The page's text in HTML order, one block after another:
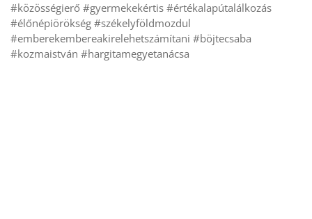
#közösségierő #gyermekekértis #értékalapútalálkozás
#élőnépiörökség #székelyföldmozdul
#emberekembereakirelehetszámítani #böjtecsaba
#kozmaistván #hargitamegyetanácsa